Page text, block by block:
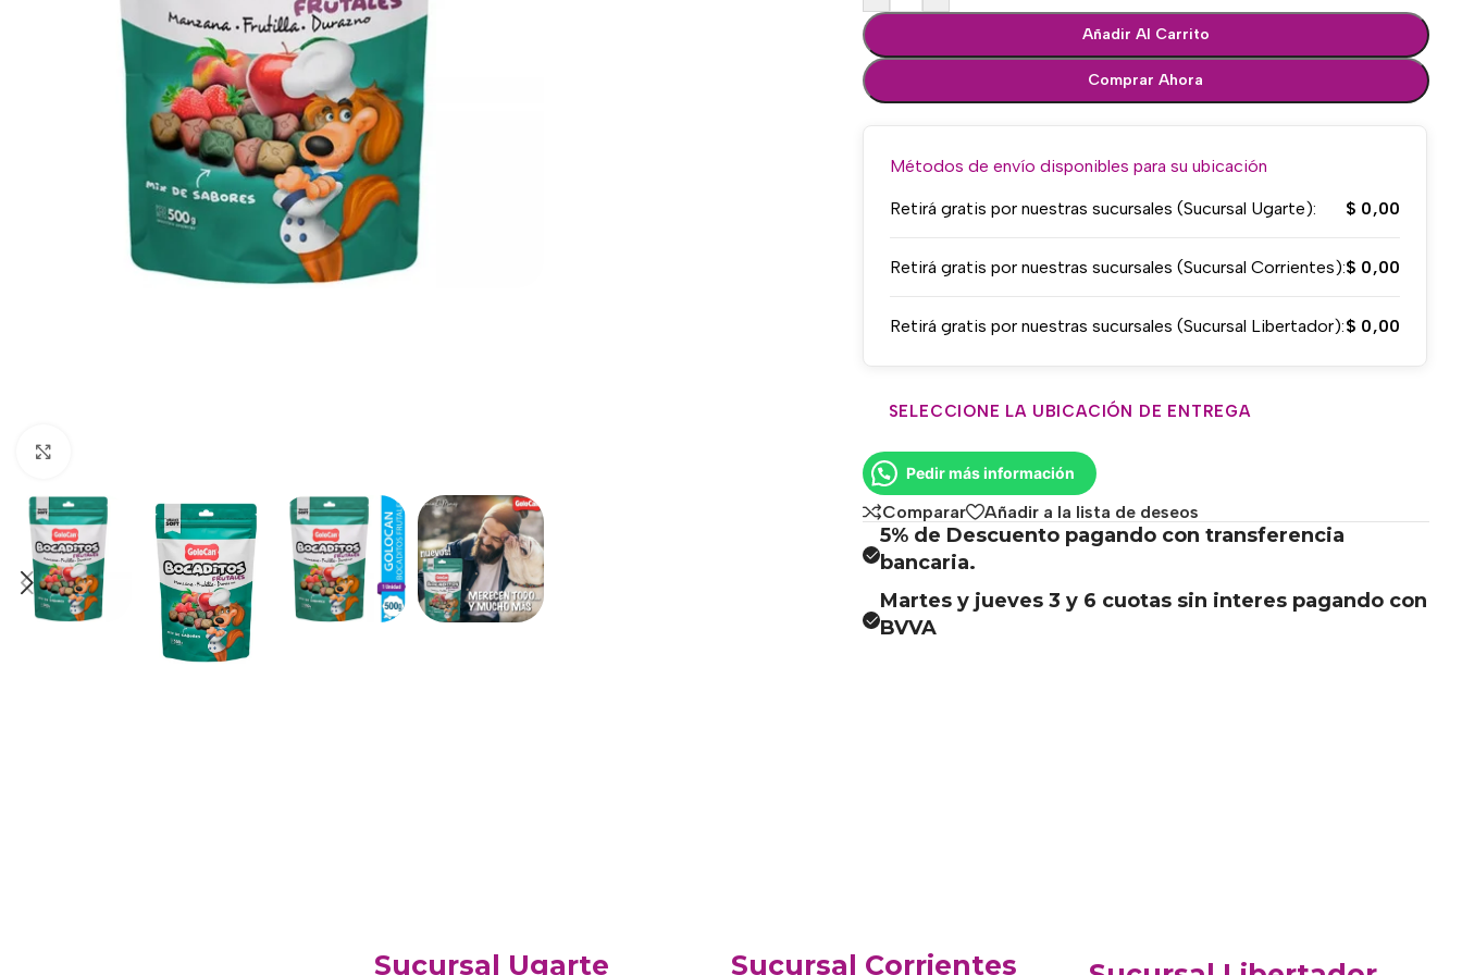
Añadir Al Carrito
Comprar Ahora
Métodos de envío disponibles para su ubicación
Retirá gratis por nuestras sucursales (Sucursal Ugarte): $ 0,00
Retirá gratis por nuestras sucursales (Sucursal Corrientes):$ 0,00
Retirá gratis por nuestras sucursales (Sucursal Libertador):$ 0,00
SELECCIONE LA UBICACIÓN DE ENTREGA
Pedir más información
Comparar Añadir a la lista de deseos
5% de Descuento pagando con transferencia
bancaria.
Martes y jueves 3 y 6 cuotas sin interes pagando con
BVVA
Sucursal Ugarte Sucursal Corrientes